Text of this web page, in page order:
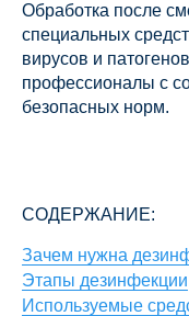
Обработка после
специальных
вирусов и
профессионалы с
безопасных норм.
СОДЕРЖАНИЕ:
Зачем нужна
Этапы дезинфекции
Используемые